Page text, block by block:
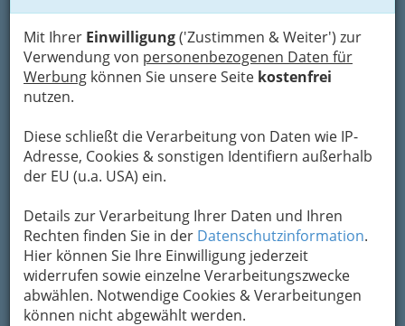
Mit Ihrer Einwilligung('Zustimmen & Weiter') zur
Verwendung von personenbezogenen Daten für
Werbung können Sie unsere Seite kostenfrei
nutzen.
Diese schließt die Verarbeitung von Daten wie IP-
Adresse, Cookies & sonstigen Identifiern außerhalb
der EU (u.a. USA) ein.
Details zur Verarbeitung Ihrer Daten und Ihren
Rechten finden Sie in der Datenschutzinformation.
Hier können Sie Ihre Einwilligung jederzeit
widerrufen sowie einzelne Verarbeitungszwecke
abwählen. Notwendige Cookies & Verarbeitungen
können nicht abgewählt werden.
Karte
Kontaktaufnahme
Um die Info-Graz Firmen
bewahren
, verwenden wir an dieser Stelle zur
Übermittlung Ihrer Nachricht ein sicheres
Formular. Ihre Nachricht wird nach dem
Absenden umgehend per Mail an das
Unternehmen Dipl.-Ing. (FH) Philip Kramer-
Drauberg MSc, - PKD Tech weitergeleitet.